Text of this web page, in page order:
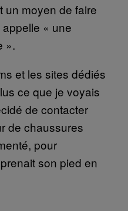
un moyen de faire
« une
».
et les sites dédiés
ce que je voyais
de contacter
de chaussures
pour
son pied en